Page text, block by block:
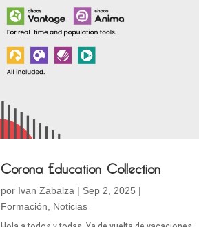
Corona Education Collection
por Ivan Zabalza | Sep 2, 2025 |
Formación, Noticias